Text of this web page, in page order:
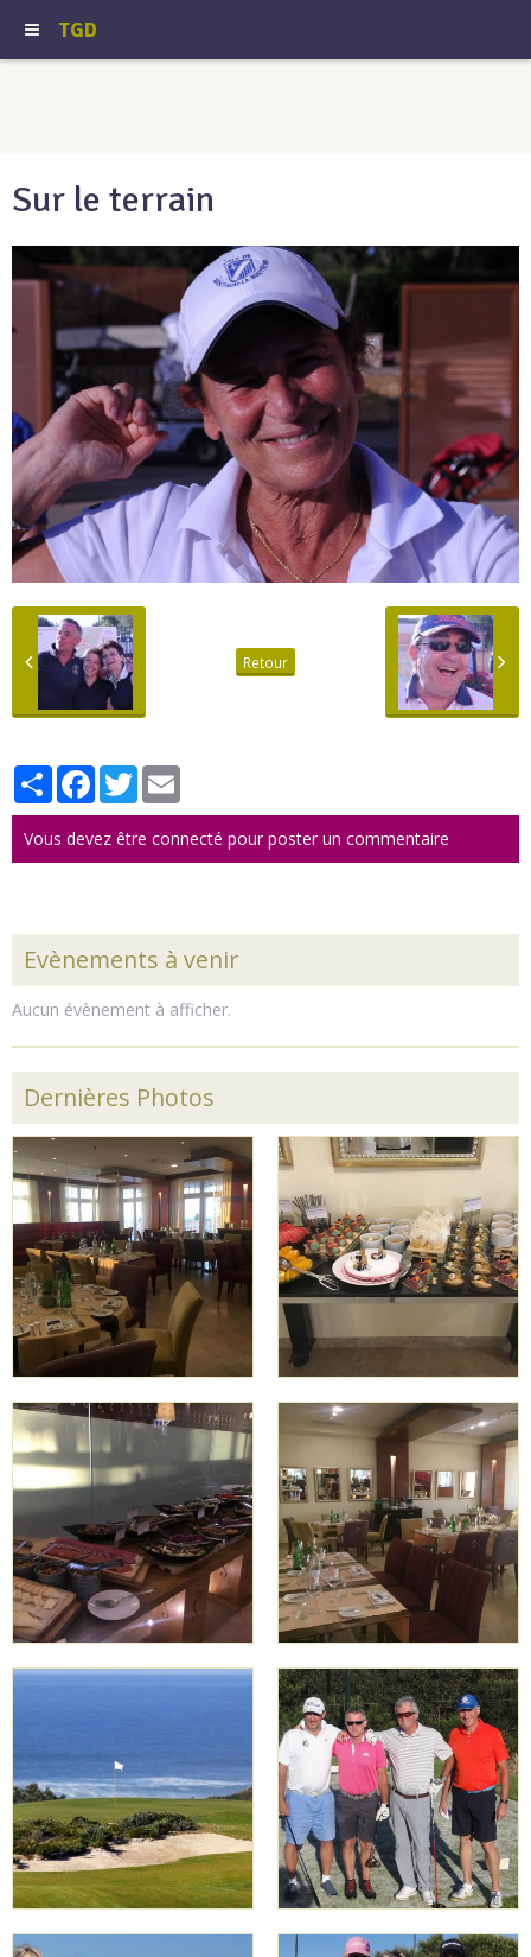
TGD
Sur le terrain
Retour
PartagerFacebook
Twitter
Vous devez être connecté pour poster un commentaire
Evènements à venir
Aucun évènement à afficher.
Dernières Photos